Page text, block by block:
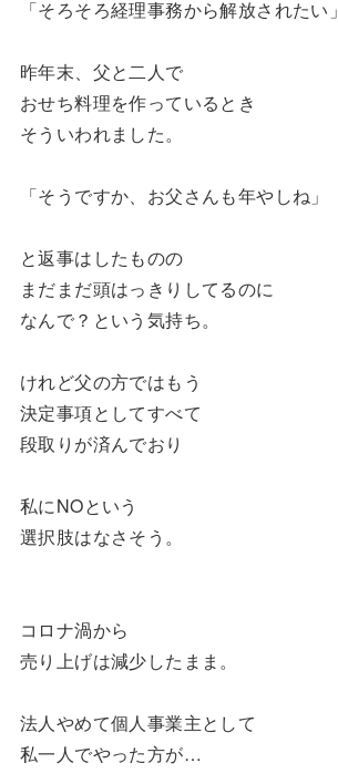
「そろそろ経理事務から解放されたい」
昨年末、父と二人で
おせち料理を作っているとき
そういわれました。
「そうですか、お父さんも年やしね」
と返事はしたものの
まだまだ頭はっきりしてるのに
なんで？という気持ち。
けれど父の方ではもう
決定事項としてすべて
段取りが済んでおり
私にNOという
選択肢はなさそう。
コロナ渦から
売り上げは減少したまま。
法人やめて個人事業主として
私一人でやった方が…